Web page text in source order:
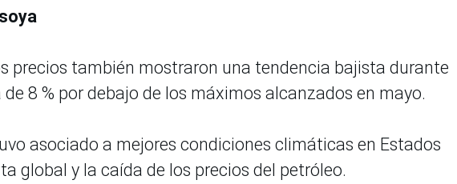
precios también mostraron una tendencia bajista durante
8 % por debajo de los máximos alcanzados en mayo.
asociado a mejores condiciones climáticas en Estados
global y la caída de los precios del petróleo.